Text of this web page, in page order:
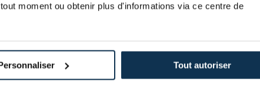
moment ou obtenir plus d'informations via ce centre de
Tout autoriser